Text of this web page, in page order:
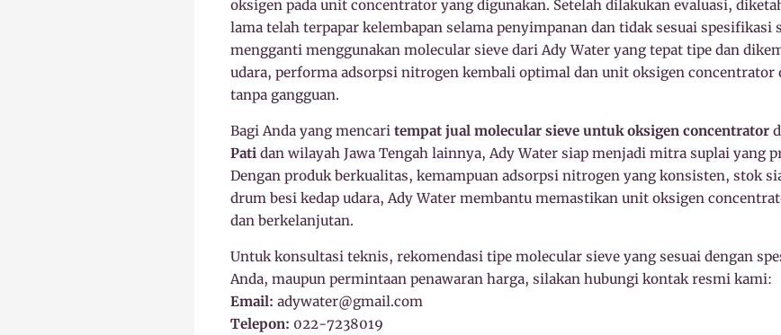
oksigen pada unit concentrator yang digunakan. Setelah dilakukan evaluasi,
lama telah terpapar kelembapan selama penyimpanan dan tidak sesuai spesifikasi
mengganti menggunakan molecular sieve dari Ady Water yang tepat tipe dan
udara, performa adsorpsi nitrogen kembali optimal dan unit oksigen concentrator
tanpa gangguan.
Bagi Anda yang mencari tempat jual molecular sieve untuk oksigen concentrator
Pati dan wilayah Jawa Tengah lainnya, Ady Water siap menjadi mitra suplai yang
Dengan produk berkualitas, kemampuan adsorpsi nitrogen yang konsisten, stok
drum besi kedap udara, Ady Water membantu memastikan unit oksigen
dan berkelanjutan.
Untuk konsultasi teknis, rekomendasi tipe molecular sieve yang sesuai dengan
Anda, maupun permintaan penawaran harga, silakan hubungi kontak resmi kami:
Email: adywater@gmail.com
Telepon: 022-7238019